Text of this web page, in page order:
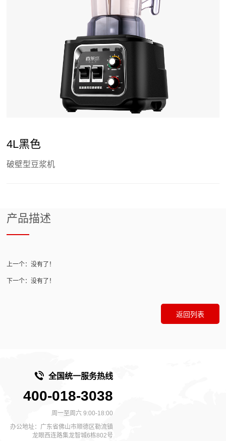
4L黑色
破壁型豆浆机
产品描述
上一个：没有了！
下一个：没有了！
返回列表
全国统一服务热线
400-018-3038
周一至周六 9:00-18:00
办公地址：广东省佛山市顺德区勒流镇
龙眼西连路集龙智城6栋802号